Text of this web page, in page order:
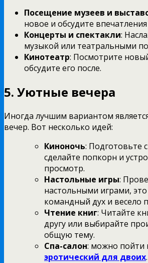
Посещение музеев и
новое и обсудите впечатления
Концерты и спектакли:
музыкой или театральными
Кинотеатр: Посмотрите
обсудите его после.
5. Уютные вечера
Иногда лучшим вариантом
вечер. Вот несколько идей:
Киноночь: Подготовьте
сделайте попкорн и
просмотр.
Настольные игры:
настольными играми,
командный дух и весело
Чтение книг: Читайте
другу или выбирайте
общую тему.
Спа-салон: можно пойти
эротический для двоих.